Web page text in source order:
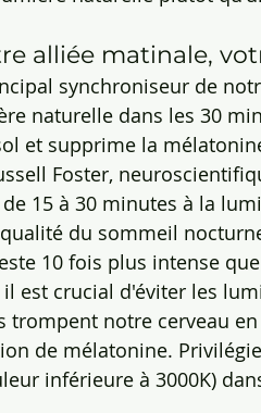
alliée matinale,
synchroniseur de
naturelle dans les 30
et supprime la
Foster,
15 à 30 minutes à la
du sommeil
10 fois plus intense
est crucial d'éviter les
trompent notre cerveau
de mélatonine.
inférieure à 3000K)